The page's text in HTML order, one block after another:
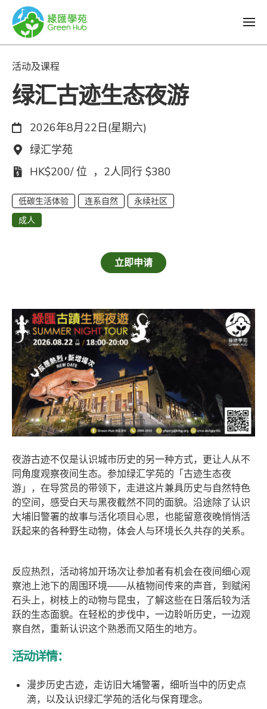
活动及课程
绿汇古迹生态夜游
日期：
2026年8月22日(星期六)
地点：
绿汇学苑
费用：
HK$200/ 位 ，2人同行 $380
低碳生活体验 连系自然
永续社区
成人
立即申请
夜游古迹不仅是认识城市历史的另一种方式，更让人从不
同角度观察夜间生态。参加绿汇学苑的「古迹生态夜
游」，在导赏员的带领下，走进这片兼具历史与自然特色
的空间，感受白天与黑夜截然不同的面貌。沿途除了认识
大埔旧警署的故事与活化项目心思，也能留意夜晚悄悄活
跃起来的各种野生动物，体会人与环境长久共存的关系。
反应热烈，活动将加开场次让参加者有机会在夜间细心观
察池上池下的周围环境——从植物间传来的声音，到赋闲
石头上，树枝上的动物与昆虫，了解这些在日落后较为活
跃的生态面貌。在轻松的步伐中，一边聆听历史，一边观
察自然，重新认识这个熟悉而又陌生的地方。
活动详情：
漫步历史古迹，走访旧大埔警署，细听当中的历史点
滴，以及认识绿汇学苑的活化与保育理念。